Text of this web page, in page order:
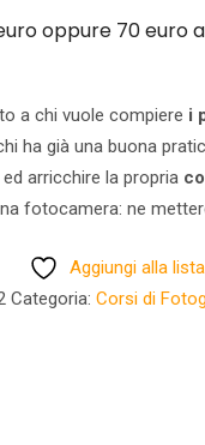
oppure 70 euro
a chi vuole compiere i
ha già una buona
ed arricchire la propria
fotocamera: ne
Aggiungi alla
Categoria:Corsi di